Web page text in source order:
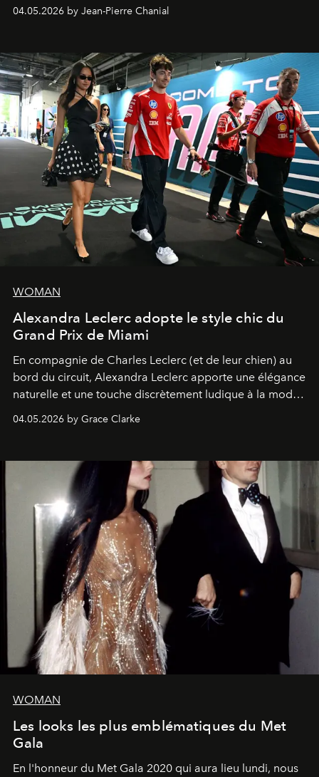
extrêmes fait merveille.
04.05.2026 by Jean-Pierre Chanial
WOMAN
Alexandra Leclerc adopte le style chic du
Grand Prix de Miami
En compagnie de Charles Leclerc (et de leur chien) au
bord du circuit, Alexandra Leclerc apporte une élégance
naturelle et une touche discrètement ludique à la mode
de la Formule 1.
04.05.2026 by Grace Clarke
WOMAN
Les looks les plus emblématiques du Met
Gala
En l'honneur du Met Gala 2020 qui aura lieu lundi, nous